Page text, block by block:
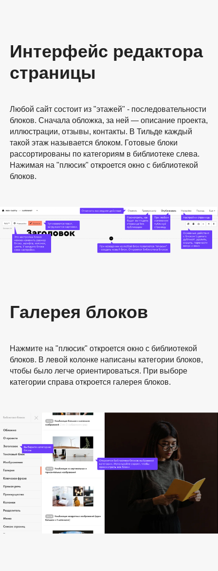
Интерфейс редактора
страницы
Любой сайт состоит из "этажей" - последовательности
блоков. Сначала обложка, за ней — описание проекта,
иллюстрации, отзывы, контакты. В Тильде каждый
такой этаж называется блоком. Готовые блоки
рассортированы по категориям в библиотеке слева.
Нажимая на "плюсик" откроется окно с библиотекой
блоков.
Галерея блоков
Нажмите на "плюсик" откроется окно с библиотекой
блоков. В левой колонке написаны категории блоков,
чтобы было легче ориентироваться. При выборе
категории справа откроется галерея блоков.